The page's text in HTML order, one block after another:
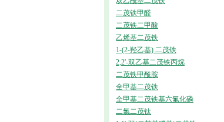
二茂铁甲醛
二茂铁二甲酸
乙烯基二茂铁
1-(2-羟乙基) 二茂铁
2,2'-双乙基二茂铁丙烷
二茂铁甲酰胺
全甲基二茂铁
全甲基二茂铁基六氟化磷
二氯二茂钛